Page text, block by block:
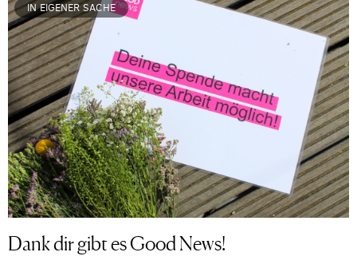
IN EIGENER SACHE
Dank dir gibt es Good News!